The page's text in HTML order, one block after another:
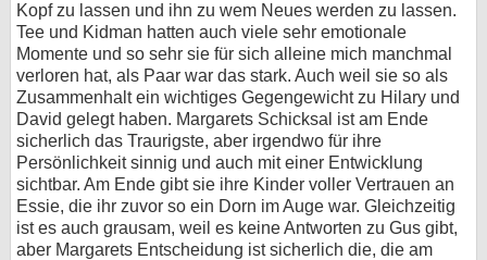
Kopf zu lassen und ihn zu wem Neues werden zu lassen.
Tee und Kidman hatten auch viele sehr emotionale
Momente und so sehr sie für sich alleine mich manchmal
verloren hat, als Paar war das stark. Auch weil sie so als
Zusammenhalt ein wichtiges Gegengewicht zu Hilary und
David gelegt haben. Margarets Schicksal ist am Ende
sicherlich das Traurigste, aber irgendwo für ihre
Persönlichkeit sinnig und auch mit einer Entwicklung
sichtbar. Am Ende gibt sie ihre Kinder voller Vertrauen an
Essie, die ihr zuvor so ein Dorn im Auge war. Gleichzeitig
ist es auch grausam, weil es keine Antworten zu Gus gibt,
aber Margarets Entscheidung ist sicherlich die, die am